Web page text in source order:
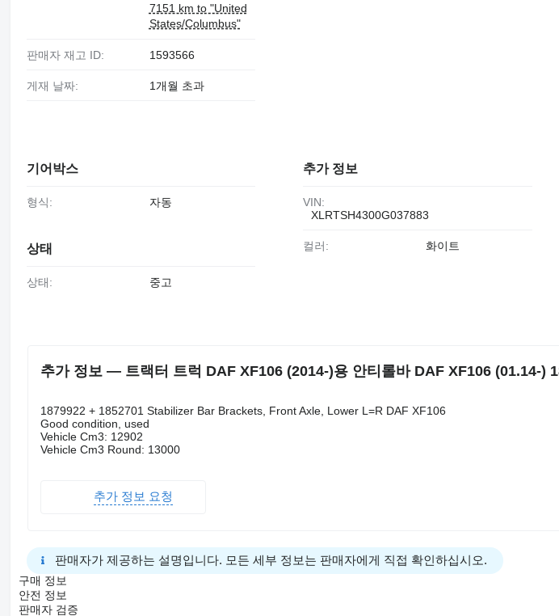
7151 km to "United
States/Columbus"
판매자 재고 ID: 1593566
게재 날짜: 1개월 초과
기어박스
형식: 자동
상태
상태: 중고
추가 정보
VIN:
XLRTSH4300G037883
컬러: 화이트
추가 정보 — 트랙터 트럭 DAF XF106 (2014-)용 안티롤바 DAF XF106 (01.14-)
1879922 + 1852701 Stabilizer Bar Brackets, Front Axle, Lower L=R DAF XF106
Good condition, used
Vehicle Cm3: 12902
Vehicle Cm3 Round: 13000
추가 정보 요청
판매자가 제공하는 설명입니다. 모든 세부 정보는 판매자에게 직접 확인하십시오.
구매 정보
안전 정보
판매자 검증